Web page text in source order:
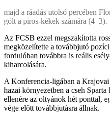
majd a ráadás utolsó percében
gólt a piros-kékek számára (4–3).
Az FCSB ezzel megszakította
megközelítette a továbbjutó
fordulóban továbbra is reális
kiharcolására.
A Konferencia-ligában a
hazai környezetben a cseh Sparta
ellenére az oltyánok hét ponttal,
vége előtt továbbjutásra állnak.